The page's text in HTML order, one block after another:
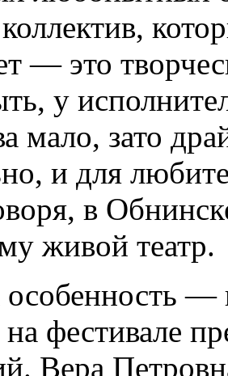
— это
у
мало, зато
и для
в
живой театр.
—
фестивале
Вера